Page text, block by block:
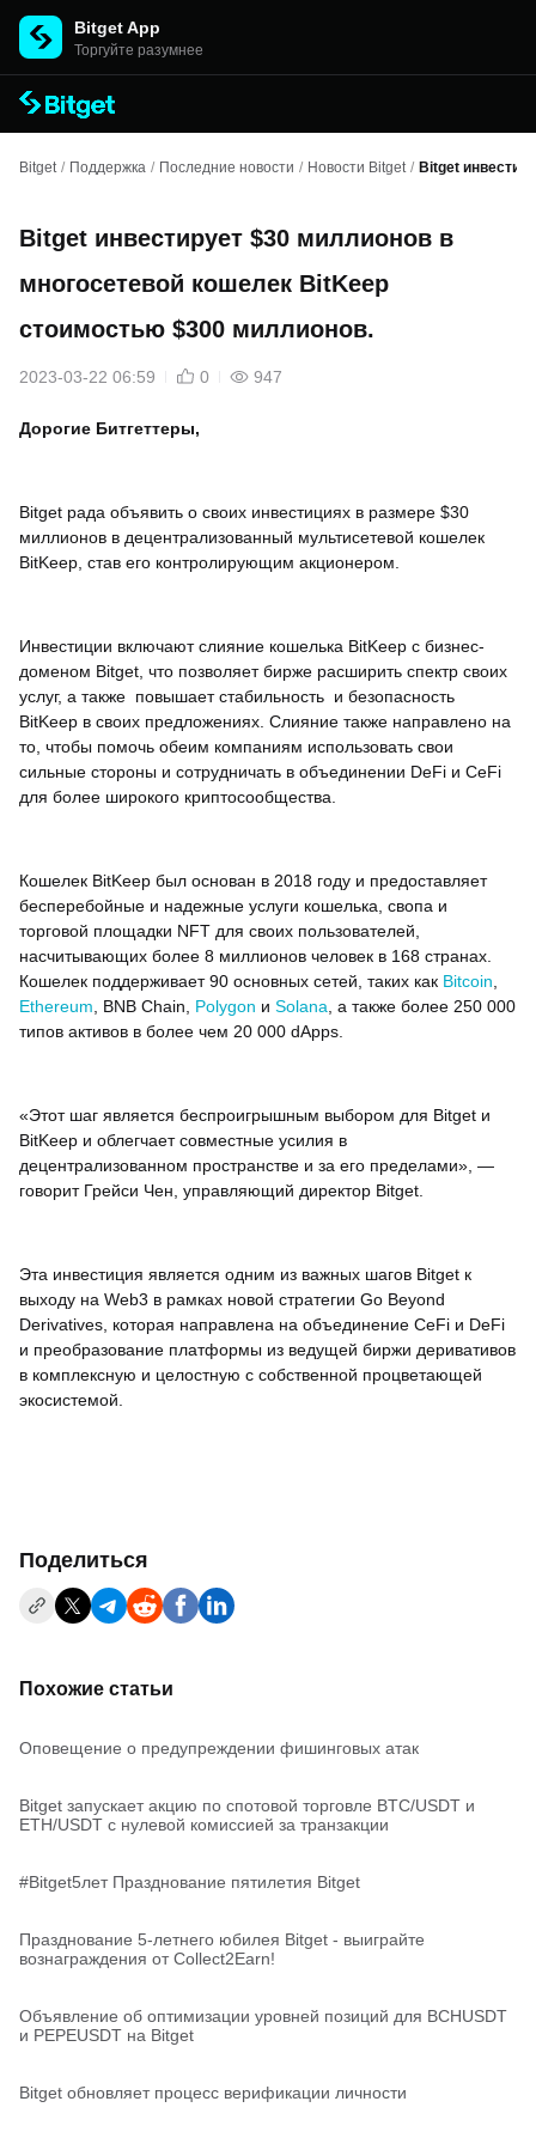
Bitget App
Торгуйте разумнее
Bitget / Поддержка / Последние новости / Новости Bitget / Bitget
Bitget инвестирует $30 миллионов в
многосетевой кошелек BitKeep
стоимостью $300 миллионов.
2023-03-22 06:59 0 947
Дорогие Битгеттеры,
Bitget рада объявить о своих инвестициях в размере $30
миллионов в децентрализованный мультисетевой кошелек
BitKeep, став его контролирующим акционером.
Инвестиции включают слияние кошелька BitKeep с бизнес-
доменом Bitget, что позволяет бирже расширить спектр своих
услуг, а также повышает стабильность и безопасность
BitKeep в своих предложениях. Слияние также направлено на
то, чтобы помочь обеим компаниям использовать свои
сильные стороны и сотрудничать в объединении DeFi и CeFi
для более широкого криптосообщества.
Кошелек BitKeep был основан в 2018 году и предоставляет
бесперебойные и надежные услуги кошелька, свопа и
торговой площадки NFT для своих пользователей,
насчитывающих более 8 миллионов человек в 168 странах.
Кошелек поддерживает 90 основных сетей, таких как Bitcoin
Ethereum , BNB Chain, Polygon и Solana , а также более 250 000
типов активов в более чем 20 000 dApps.
«Этот шаг является беспроигрышным выбором для Bitget и
BitKeep и облегчает совместные усилия в
децентрализованном пространстве и за его пределами», —
говорит Грейси Чен, управляющий директор Bitget.
Эта инвестиция является одним из важных шагов Bitget к
выходу на Web3 в рамках новой стратегии Go Beyond
Derivatives, которая направлена на объединение CeFi и DeFi
и преобразование платформы из ведущей биржи деривативов
в комплексную и целостную с собственной процветающей
экосистемой.
Поделиться
Похожие статьи
Оповещение о предупреждении фишинговых атак
Bitget запускает акцию по спотовой торговле BTC/USDT и
ETH/USDT с нулевой комиссией за транзакции
#Bitget5лет Празднование пятилетия Bitget
Празднование 5-летнего юбилея Bitget - выиграйте
вознаграждения от Collect2Earn!
Объявление об оптимизации уровней позиций для BCHUSDT
и PEPEUSDT на Bitget
Bitget обновляет процесс верификации личности